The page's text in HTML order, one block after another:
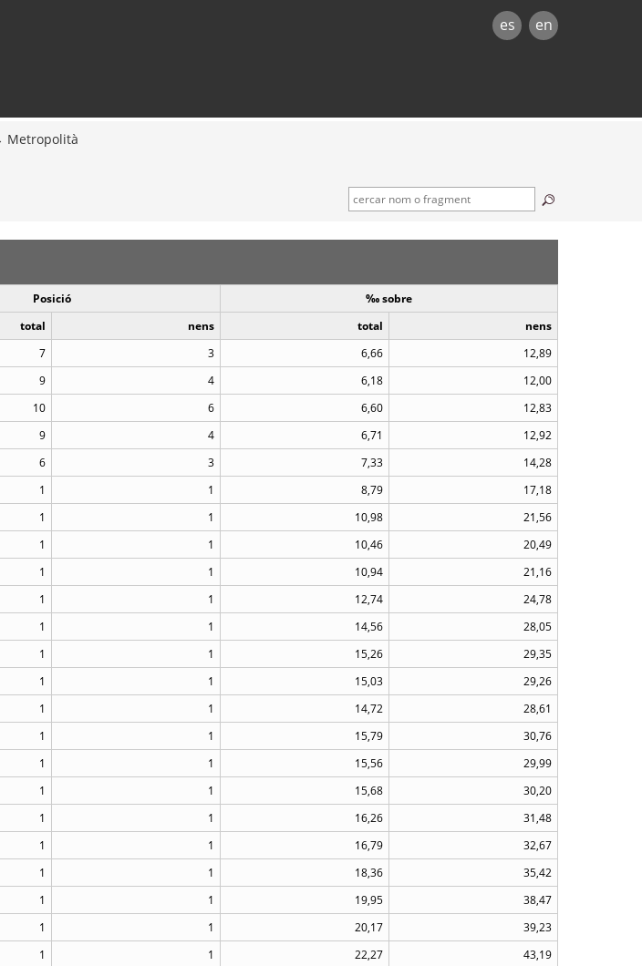
es en
Metropolità
Posició
‰ sobre
total nens total
nens
7 3 6,66
12,89
9 4 6,18
12,00
10 6 6,60
12,83
9 4 6,71
12,92
6 3 7,33
14,28
1 1 8,79
17,18
1 1 10,98
21,56
1 1 10,46
20,49
1 1 10,94
21,16
1 1 12,74
24,78
1 1 14,56
28,05
1 1 15,26
29,35
1 1 15,03
29,26
1 1 14,72
28,61
1 1 15,79
30,76
1 1 15,56
29,99
1 1 15,68
30,20
1 1 16,26
31,48
1 1 16,79
32,67
1 1 18,36
35,42
1 1 19,95
38,47
1 1 20,17
39,23
1 1 22,27
43,19